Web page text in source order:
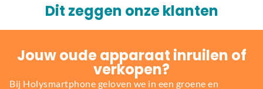
Dit zeggen onze klanten
Jouw oude apparaat inruilen of
verkopen?
Bij Holysmartphone geloven we in een groene en